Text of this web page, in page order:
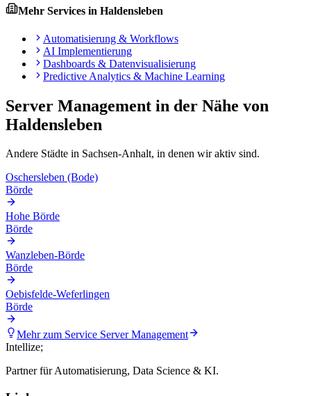
Mehr Services in Haldensleben
Automatisierung & Workflows
AI Implementierung
Dashboards & Datenvisualisierung
Predictive Analytics & Machine Learning
Server Management in der Nähe von
Haldensleben
Andere Städte in Sachsen-Anhalt, in denen wir aktiv sind.
Oschersleben (Bode)
Börde
Hohe Börde
Börde
Wanzleben-Börde
Börde
Oebisfelde-Weferlingen
Börde
Mehr zum Service Server Management
Intellize;
Partner für Automatisierung, Data Science & KI.